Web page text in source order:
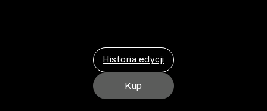
Historia edycji
Kup